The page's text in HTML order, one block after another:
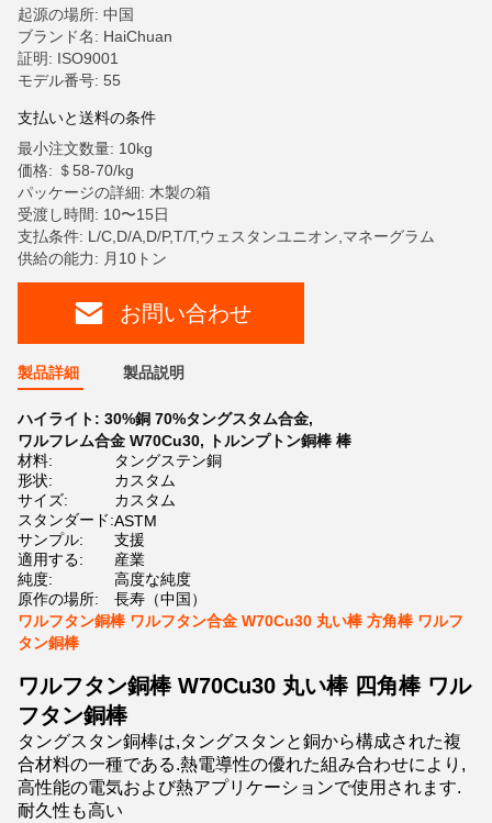
起源の場所: 中国
ブランド名: HaiChuan
証明: ISO9001
モデル番号: 55
支払いと送料の条件
最小注文数量: 10kg
価格: ＄58-70/kg
パッケージの詳細: 木製の箱
受渡し時間: 10〜15日
支払条件: L/C,D/A,D/P,T/T,ウェスタンユニオン,マネーグラム
供給の能力: 月10トン
お問い合わせ
製品詳細 製品説明
ハイライト: 30%銅 70%タングスタム合金,
ワルフレム合金 W70Cu30,
トルンプトン銅棒 棒
材料:
タングステン銅
形状:
カスタム
サイズ:
カスタム
スタンダード:ASTM
サンプル:
支援
適用する:
産業
純度:
高度な純度
原作の場所:
長寿（中国）
ワルフタン銅棒 ワルフタン合金 W70Cu30 丸い棒 方角棒 ワルフ
タン銅棒
ワルフタン銅棒 W70Cu30 丸い棒 四角棒 ワル
フタン銅棒
タングスタン銅棒は,タングスタンと銅から構成された複
合材料の一種である.熱電導性の優れた組み合わせにより,
高性能の電気および熱アプリケーションで使用されます.
耐久性も高い